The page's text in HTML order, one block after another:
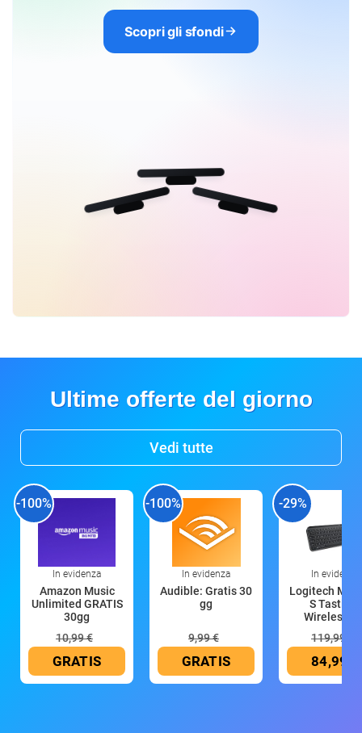
Scopri gli sfondi
Ultime offerte del giorno
Vedi tutte
-100%
In evidenza
Amazon Music
Unlimited GRATIS
30gg
10,99 €
GRATIS
-100%
In evidenza
Audible: Gratis 30
gg
9,99 €
GRATIS
-29%
In evidenza
Logitech MX
S Tastiera
Wireless
119,99 €
84,99 €